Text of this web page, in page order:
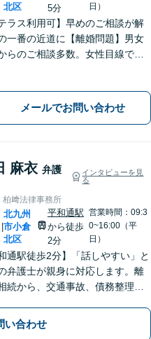
北区
5分
日）
テラス利用可】早めのご相談が解
一番の近道に【離婚問題】男女
らのご相談多数。女性目線で、
理の方法を提案し、人生の再出
援します
メールでお問い合わせ
麻衣 弁護
インタビューを見
る
柏﨑法律事務所
北九州
市小倉
北区
平和通駅
から徒歩
2分
営業時間：09:3
0~16:00（平
日）
通駅徒歩2分】「話しやすい」と
弁護士が親身に対応します。離
続から、交通事故、債務整理、
しての視点も活かし、不安に寄
た丁寧なご説明をお約束しま
い合わせ